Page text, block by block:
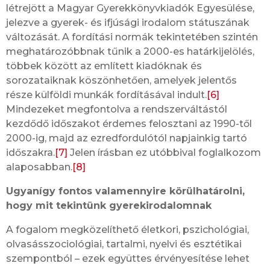
létrejött a Magyar Gyerekkönyvkiadók Egyesülése,
jelezve a gyerek- és ifjúsági irodalom státuszának
változását. A fordítási normák tekintetében szintén
meghatározóbbnak tűnik a 2000-es határkijelölés,
többek között az említett kiadóknak és
sorozataiknak köszönhetően, amelyek jelentős
része külföldi munkák fordításával indult.[6]
Mindezeket megfontolva a rendszerváltástól
kezdődő időszakot érdemes felosztani az 1990-től
2000-ig, majd az ezredfordulótól napjainkig tartó
időszakra.[7] Jelen írásban ez utóbbival foglalkozom
alaposabban.[8]
Ugyanígy fontos valamennyire körülhatárolni,
hogy mit tekintünk gyerekirodalomnak
A fogalom megközelíthető életkori, pszichológiai,
olvasásszociológiai, tartalmi, nyelvi és esztétikai
szempontból – ezek együttes érvényesítése lehet